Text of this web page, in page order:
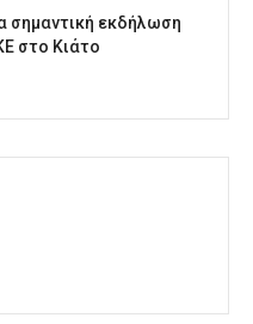
σημαντική εκδήλωση
στο Κιάτο